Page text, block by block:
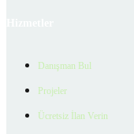
Danışman Bul
Projeler
Ücretsiz İlan Verin